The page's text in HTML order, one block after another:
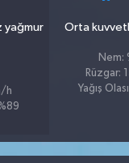
yağmur
h
Orta
Nem:
Rüzgar:
Yağış